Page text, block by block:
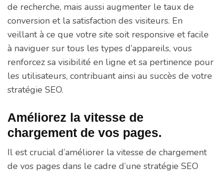
de recherche, mais aussi augmenter le taux de
conversion et la satisfaction des visiteurs. En
veillant à ce que votre site soit responsive et facile
à naviguer sur tous les types d’appareils, vous
renforcez sa visibilité en ligne et sa pertinence pour
les utilisateurs, contribuant ainsi au succès de votre
stratégie SEO.
Améliorez la vitesse de
chargement de vos pages.
Il est crucial d’améliorer la vitesse de chargement
de vos pages dans le cadre d’une stratégie SEO